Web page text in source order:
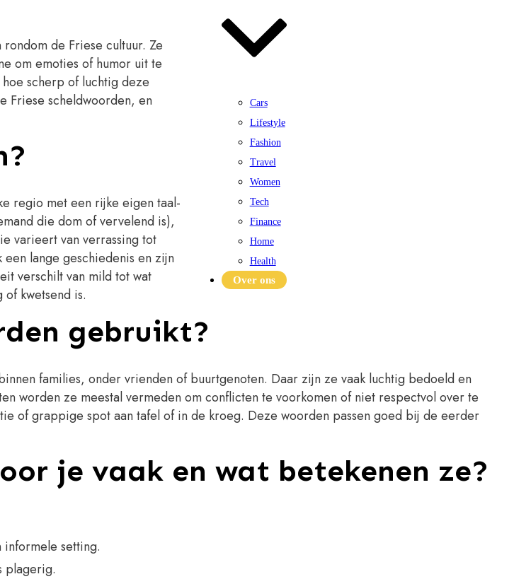
Cars
Lifestyle
Fashion
Travel
Women
Tech
Finance
Home
Health
Over ons
de Friese cultuur. Ze
om emoties of humor uit te
scherp of luchtig deze
Friese scheldwoorden, en
regio met een rijke eigen taal-
die dom of vervelend is),
varieert van verrassing tot
lange geschiedenis en zijn
verschilt van mild tot wat
kwetsend is.
gebruikt?
families, onder vrienden of buurtgenoten. Daar zijn ze vaak luchtig bedoeld en
worden ze meestal vermeden om conflicten te voorkomen of niet respectvol over te
of grappige spot aan tafel of in de kroeg. Deze woorden passen goed bij de eerder
je vaak en wat betekenen ze?
setting.
plagerig.